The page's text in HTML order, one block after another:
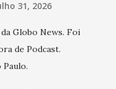
31, 2026
Globo News. Foi
de Podcast.
Paulo.